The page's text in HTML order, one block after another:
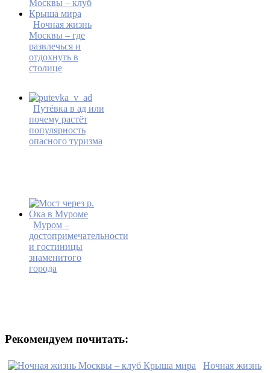
Ночная жизнь
Москвы – где
развлечься и
отдохнуть в
столице
Путёвка в ад или
почему растёт
популярность
опасного туризма
Муром –
достопримечательности
и гостиницы
знаменитого
города
Рекомендуем почитать:
Ночная жизнь